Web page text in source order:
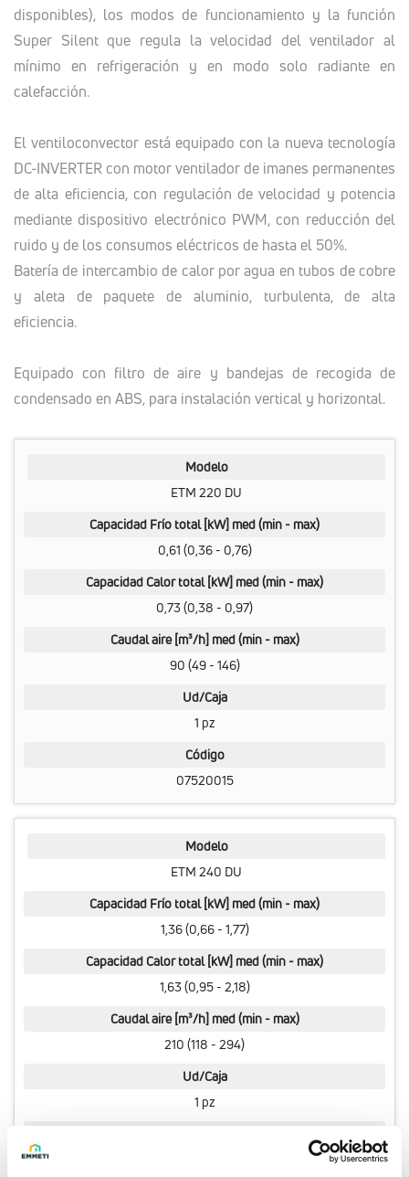
disponibles), los modos de funcionamiento y la función
Super Silent que regula la velocidad del ventilador al
mínimo en refrigeración y en modo solo radiante en
calefacción.
El ventiloconvector está equipado con la nueva tecnología
DC-INVERTER con motor ventilador de imanes permanentes
de alta eficiencia, con regulación de velocidad y potencia
mediante dispositivo electrónico PWM, con reducción del
ruido y de los consumos eléctricos de hasta el 50%.
Batería de intercambio de calor por agua en tubos de cobre
y aleta de paquete de aluminio, turbulenta, de alta
eficiencia.
Equipado con filtro de aire y bandejas de recogida de
condensado en ABS, para instalación vertical y horizontal.
Modelo
ETM 220 DU
Capacidad Frío total [kW] med (min - max)
0,61 (0,36 - 0,76)
Capacidad Calor total [kW] med (min - max)
0,73 (0,38 - 0,97)
Caudal aire [m³/h] med (min - max)
90 (49 - 146)
Ud/Caja
1 pz
Código
07520015
Modelo
ETM 240 DU
Capacidad Frío total [kW] med (min - max)
1,36 (0,66 - 1,77)
Capacidad Calor total [kW] med (min - max)
1,63 (0,95 - 2,18)
Caudal aire [m³/h] med (min - max)
210 (118 - 294)
Ud/Caja
1 pz